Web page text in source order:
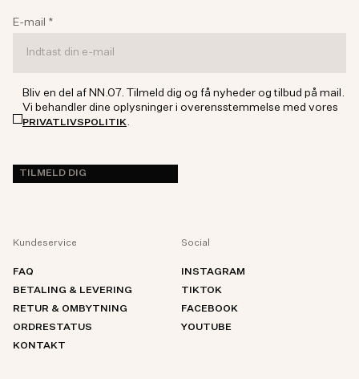
E-mail *
Bliv en del af NN.07. Tilmeld dig og få nyheder og tilbud på mail.
Vi behandler dine oplysninger i overensstemmelse med vores
PRIVATLIVSPOLITIK.
TILMELD DIG
Kundeservice
FAQ
BETALING & LEVERING
RETUR & OMBYTNING
ORDRESTATUS
KONTAKT
Social
INSTAGRAM
TIKTOK
FACEBOOK
YOUTUBE